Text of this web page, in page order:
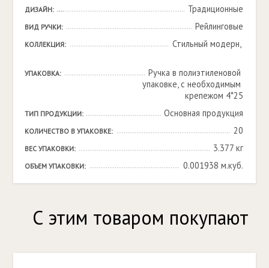
ДИЗАЙН: Традиционные
ВИД РУЧКИ: Рейлинговые
КОЛЛЕКЦИЯ: Стильный модерн,
УПАКОВКА:
Ручка в полиэтиленовой
упаковке, с необходимым
крепежом 4*25
ТИП ПРОДУКЦИИ: Основная продукция
КОЛИЧЕСТВО В УПАКОВКЕ: 20
ВЕС УПАКОВКИ: 3.377 кг
ОБЪЕМ УПАКОВКИ: 0.001938 м.куб.
С этим товаром покупают